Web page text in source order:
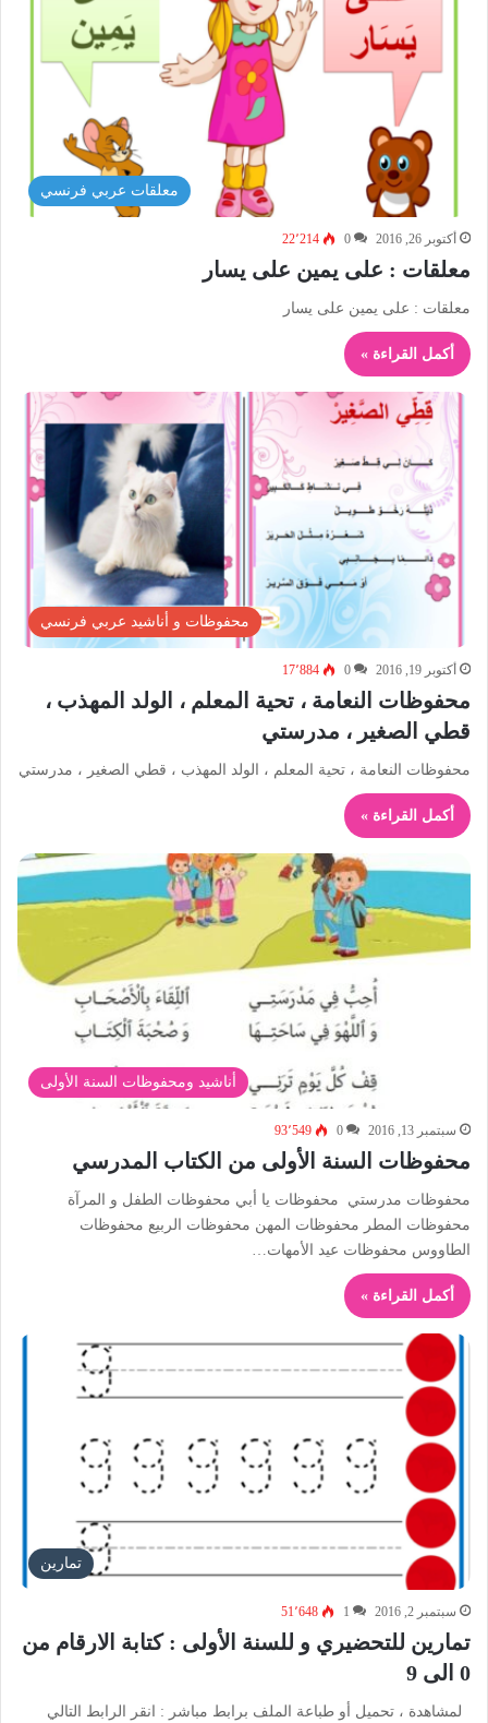
معلقات عربي فرنسي
أكتوبر 26, 2016 0 22٬214
معلقات : على يمين على يسار
معلقات : على يمين على يسار
أكمل القراءة »
محفوظات و أناشيد عربي فرنسي
أكتوبر 19, 2016 0 17٬884
محفوظات النعامة ، تحية المعلم ، الولد المهذب ،
قطي الصغير ، مدرستي
محفوظات النعامة ، تحية المعلم ، الولد المهذب ، قطي الصغير ، مدرستي
أكمل القراءة »
أناشيد ومحفوظات السنة الأولى
سبتمبر 13, 2016 0 93٬549
محفوظات السنة الأولى من الكتاب المدرسي
محفوظات مدرستي محفوظات يا أبي محفوظات الطفل و المرآة
محفوظات المطر محفوظات المهن محفوظات الربيع محفوظات
الطاووس محفوظات عيد الأمهات…
أكمل القراءة »
تمارين
سبتمبر 2, 2016 1 51٬648
تمارين للتحضيري و للسنة الأولى : كتابة الارقام من
0 الى 9
لمشاهدة ، تحميل أو طباعة الملف برابط مباشر : انقر الرابط التالي